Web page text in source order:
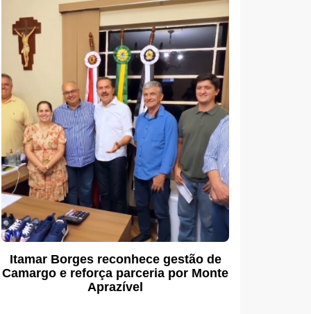
Itamar Borges reconhece gestão de
Camargo e reforça parceria por Monte
Aprazível